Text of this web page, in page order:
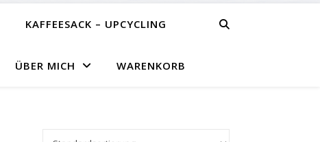
KAFFEESACK – UPCYCLING
ÜBER MICH WARENKORB